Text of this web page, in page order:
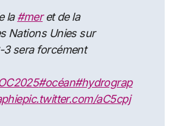
la#meret de la
Nations Unies sur
3 sera forcément
#océan#hydrograp
pic.twitter.com/aC5cpj